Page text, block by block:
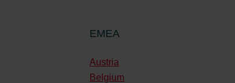
EMEA
Austria
Belgium